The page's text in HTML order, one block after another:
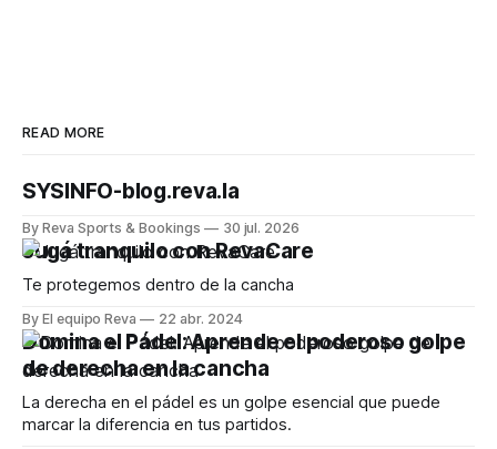
READ MORE
SYSINFO-blog.reva.la
By Reva Sports & Bookings 30 jul. 2026
Jugá tranquilo con RevaCare
Te protegemos dentro de la cancha
By El equipo Reva 22 abr. 2024
Domina el Pádel: Aprende el poderoso golpe
de derecha en la cancha
La derecha en el pádel es un golpe esencial que puede
marcar la diferencia en tus partidos.